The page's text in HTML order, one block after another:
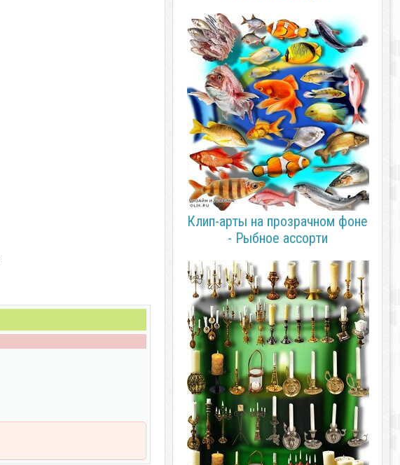
Клип-арты на прозрачном фоне
- Рыбное ассорти